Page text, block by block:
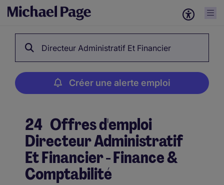
Directeur Administratif Et Financier
Créer une alerte emploi
24 Offres d'emploi
Directeur Administratif
Et Financier - Finance &
Comptabilité